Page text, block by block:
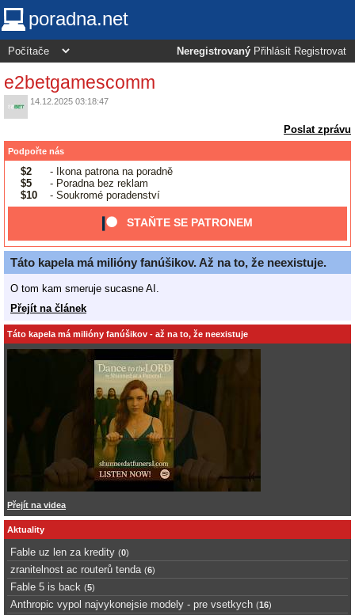
poradna.net
Neregistrovaný Přihlásit Registrovat
e2betgamescomm
14.12.2025 03:18:47
Poslat zprávu
Podpořte nás
$2
- Ikona patrona na poradně
$5
- Poradna bez reklam
$10
- Soukromé poradenství
STAŇTE SE PATRONEM
Táto kapela má milióny fanúšikov. Až na to, že neexistuje.
O tom kam smeruje sucasne AI.
Přejít na článek
Táto kapela má milióny fanúšikov - až na to, že neexistuje
Přejít na videa
Aktuality
Fable uz len za kredity (0)
zranitelnost ac routerů tenda (6)
Fable 5 is back (5)
Anthropic vypol najvykonejsie modely - pre vsetkych (16)